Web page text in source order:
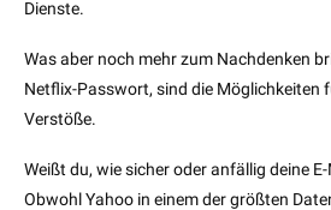
Dienste.
Was aber noch mehr zum Nachdenken
Netflix-Passwort, sind die Möglichkeiten
Verstöße.
Weißt du, wie sicher oder anfällig deine
Obwohl Yahoo in einem der größten